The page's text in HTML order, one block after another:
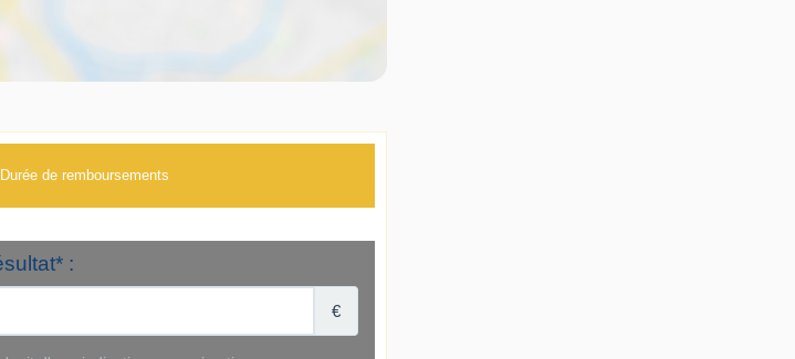
Durée de remboursements